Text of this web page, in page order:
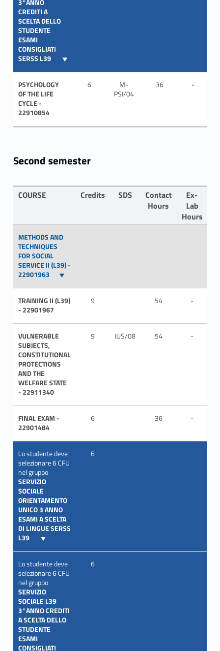
3°ANNO
CREDITI A
SCELTA DELLO
STUDENTE
ESAMI
CONSIGLIATI
SERSS L39
PSYCHOLOGY
OF THE LIFE
CYCLE -
22910854
6
M-
PSI/04
36 -
Second semester
COURSE Credits SDS
Contact
Hours
Ex-
Lab
Hours
METHODS AND
TECHNIQUES
FOR SOCIAL
SERVICE II (L39) -
22901963
TRAINING II (L39)
- 22901967
9 54 -
VULNERABLE
SUBJECTS,
CONSTITUTIONAL
PROTECTIONS
AND THE
WELFARE STATE
- 22911340
9 IUS/08 54 -
FINAL EXAM -
22901484
6 36 -
Lo studente deve
selezionare 6 CFU
nel gruppo
SERVIZIO
SOCIALE
ORIENTAMENTO
UNICO 3 ANNO
ESAMI A SCELTA
DI LINGUE SERSS
L39
6
Lo studente deve
selezionare 6 CFU
nel gruppo
SERVIZIO
SOCIALE L39
3°ANNO CREDITI
A SCELTA DELLO
STUDENTE
ESAMI
CONSIGLIATI
6